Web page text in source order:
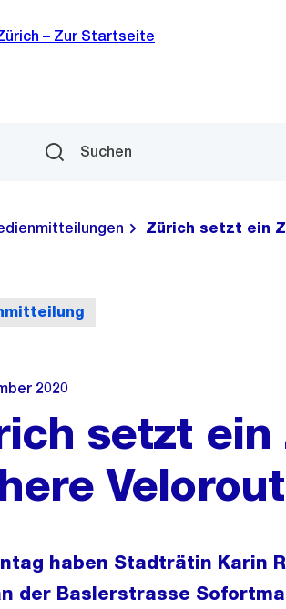
Suchen
Zürich setzt ein
2020
setzt
haben Stadträtin Karin
der Baslerstrasse